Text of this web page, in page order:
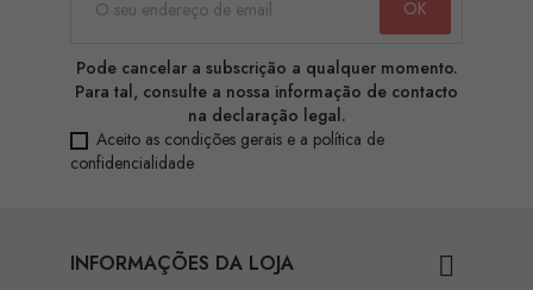
Pode cancelar a subscrição a qualquer momento.
Para tal, consulte a nossa informação de contacto
na declaração legal.
Aceito as condições gerais e a política de
confidencialidade
INFORMAÇÕES DA LOJA 